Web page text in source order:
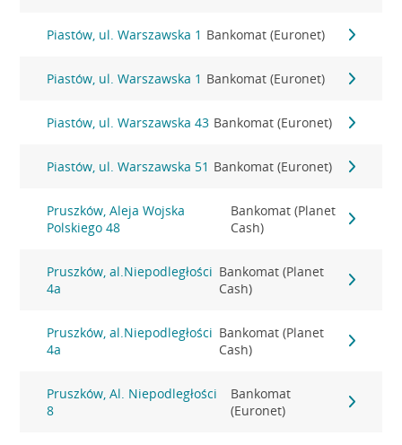
Piastów, ul. Warszawska 1 Bankomat (Euronet)
Piastów, ul. Warszawska 1 Bankomat (Euronet)
Piastów, ul. Warszawska 43 Bankomat (Euronet)
Piastów, ul. Warszawska 51 Bankomat (Euronet)
Pruszków, Aleja Wojska
Polskiego 48
Bankomat (Planet
Cash)
Pruszków, al.Niepodległości
4a
Bankomat (Planet
Cash)
Pruszków, al.Niepodległości
4a
Bankomat (Planet
Cash)
Pruszków, Al. Niepodległości
8
Bankomat
(Euronet)